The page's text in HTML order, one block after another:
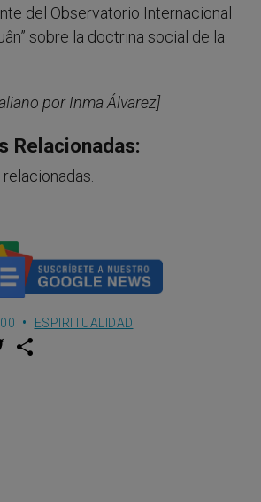
del Observatorio Internacional
sobre la doctrina social de la
por Inma Álvarez]
Relacionadas:
ESPIRITUALIDAD
w